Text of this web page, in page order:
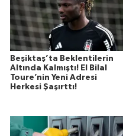
Beşiktaş’ta Beklentilerin
Altında Kalmıştı! El Bilal
Toure’nin Yeni Adresi
Herkesi Şaşırttı!